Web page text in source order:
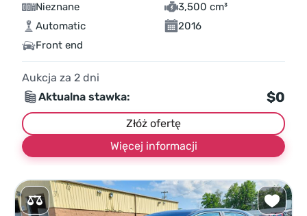
Nieznane
3,500 cm³
Automatic
2016
Front end
Aukcja za 2 dni
Aktualna stawka:
$0
Złóż ofertę
Więcej informacji